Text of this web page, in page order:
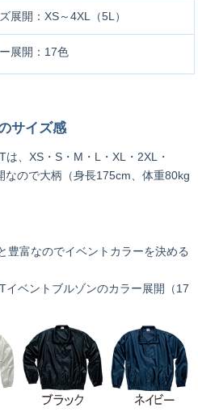
展開：XS～4XL（5L）
展開：17色
サイズ感
、XS・S・M・L・XL・2XL・
ので大柄（身長175cm、体重80kg
豊富なのでイベントカラーを決める
イベントブルゾンのカラー展開（17